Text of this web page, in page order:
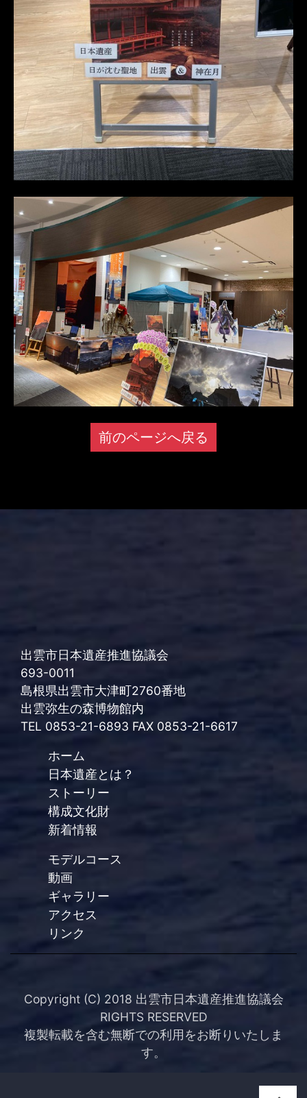
前のページへ戻る
出雲市日本遺産推進協議会
693-0011
島根県出雲市大津町2760番地
出雲弥生の森博物館内
TEL 0853-21-6893 FAX 0853-21-6617
ホーム
日本遺産とは？
ストーリー
構成文化財
新着情報
モデルコース
動画
ギャラリー
アクセス
リンク
Copyright (C) 2018 出雲市日本遺産推進協議会
RIGHTS RESERVED
複製転載を含む無断での利用をお断りいたしま
す。